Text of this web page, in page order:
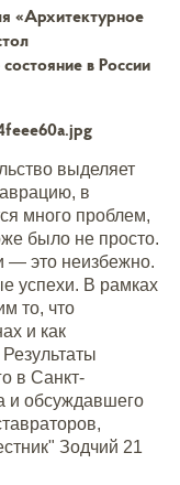
«Архитектурное
в России
выделяет
в
много проблем,
было не просто.
— это неизбежно.
успехи. В рамках
то, что
и как
Результаты
в Санкт-
и обсуждавшего
Зодчий 21